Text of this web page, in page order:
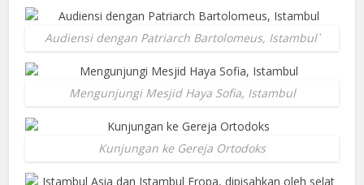
Audiensi dengan Patriarch Bartolomeus, Istambul`
Mengunjungi Mesjid Haya Sofia, Istambul
Kunjungan ke Gereja Ortodoks